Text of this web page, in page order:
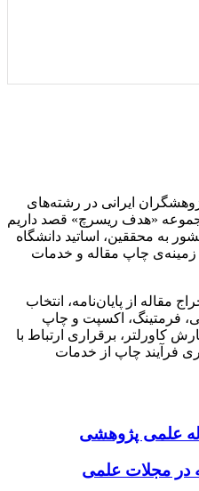
ایرانی در رشته‌های
«هدف ریسرچ» قصد داریم
به محققین، اساتید دانشگاه
زمینه‌ی چاپ مقاله و خدمات
از پایان‌نامه، انتخاب
فرمتینگ، اکسپت و چاپ
کاورلتر، برقراری ارتباط با
فرآیند چاپ از خدمات
علمی پژوهشی
در مجلات علمی